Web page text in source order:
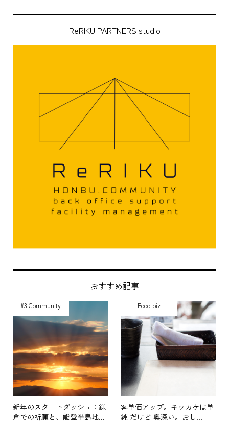
ReRIKU PARTNERS studio
おすすめ記事
#3 Community
新年のスタートダッシュ：鎌
倉での祈願と、能登半島地...
Food biz
客単価アップ。キッカケは単
純 だけど 奥深い。おし...